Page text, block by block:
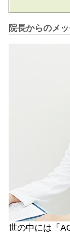
院長からのメ
世の中には「